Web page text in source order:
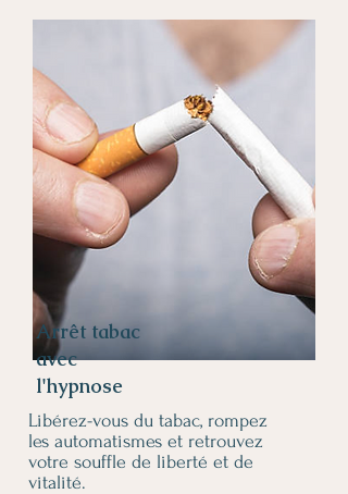
Arrêt tabac
avec
l'hypnose
Libérez-vous du tabac, rompez
les automatismes et retrouvez
votre souffle de liberté et de
vitalité.